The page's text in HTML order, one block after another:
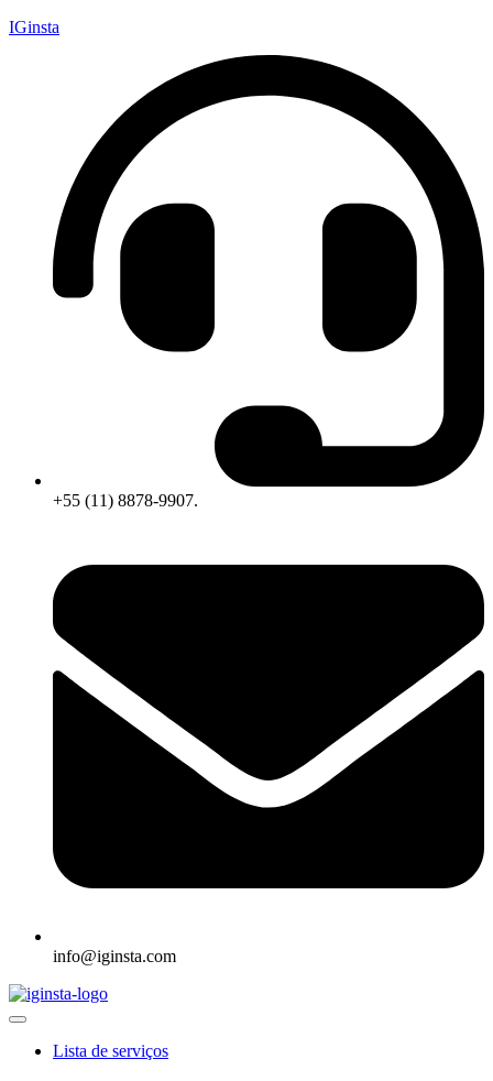
IGinsta
+55 (11) 8878-9907.
info@iginsta.com
Lista de serviços